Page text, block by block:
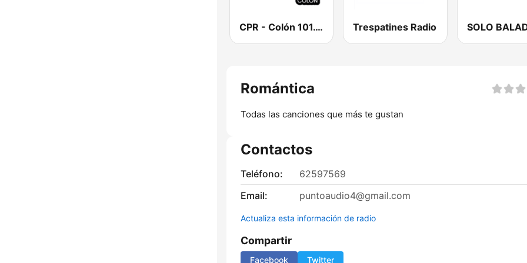
CPR - Colón 101.1 FM Trespatines Radio SOLO
Romántica
Todas las canciones que más te gustan
Contactos
Teléfono:
62597569
Email:
puntoaudio4@gmail.com
Actualiza esta información de radio
Compartir
Facebook Twitter